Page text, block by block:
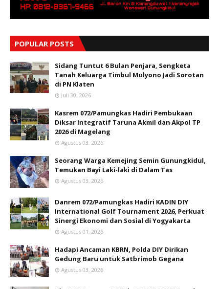
POPULAR POSTS
Sidang Tuntut 6 Bulan Penjara, Sengketa
Tanah Keluarga Timbul Mulyono Jadi Sorotan
di PN Klaten
Juli 30, 2026
Kasrem 072/Pamungkas Hadiri Pembukaan
Diksar Integratif Taruna Akmil dan Akpol TP
2026 di Magelang
Agustus 03, 2026
Seorang Warga Kemejing Semin Gunungkidul,
Temukan Bayi Laki-laki di Dalam Tas
Agustus 03, 2026
Danrem 072/Pamungkas Hadiri KADIN DIY
International Golf Tournament 2026, Perkuat
Sinergi Ekonomi dan Sosial di Yogyakarta
Agustus 01, 2026
Hadapi Ancaman KBRN, Polda DIY Dirikan
Gedung Baru untuk Satbrimob Gegana
Agustus 03, 2026